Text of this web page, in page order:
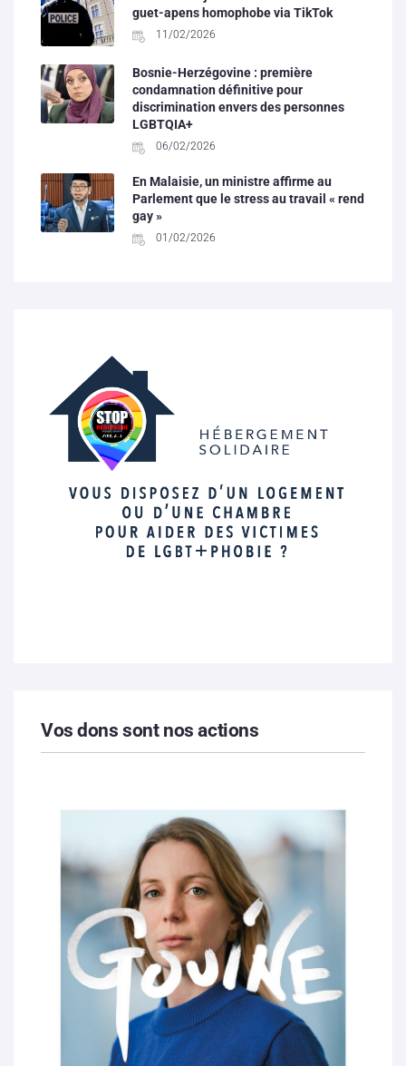
guet-apens homophobe via TikTok
11/02/2026
Bosnie-Herzégovine : première
condamnation définitive pour
discrimination envers des personnes
LGBTQIA+
06/02/2026
En Malaisie, un ministre affirme au
Parlement que le stress au travail « rend
gay »
01/02/2026
Vos dons sont nos actions